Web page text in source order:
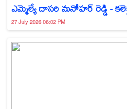
ఎమ్మెల్యే దాసరి మనోహర్ రెడ్డి -
27 July 2026 06:02 PM